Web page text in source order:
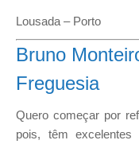
Lousada – Porto
Bruno
Freguesia
Quero começar por
pois, têm